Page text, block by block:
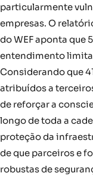
particularmente
empresas. O
do WEF aponta que
entendimento
Considerando que
atribuídos a
de reforçar a
longo de toda a
proteção da
de que parceiros e
robustas de